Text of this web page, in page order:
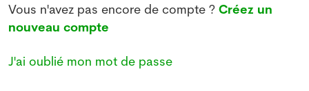
Vous n'avez pas encore de compte ? Créez un
nouveau compte
J'ai oublié mon mot de passe